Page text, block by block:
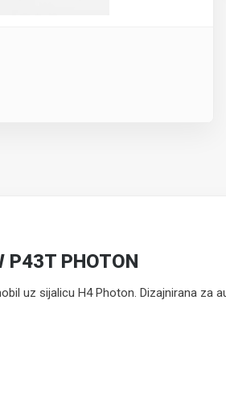
PHOTON
uz sijalicu H4 Photon. Dizajnirana za